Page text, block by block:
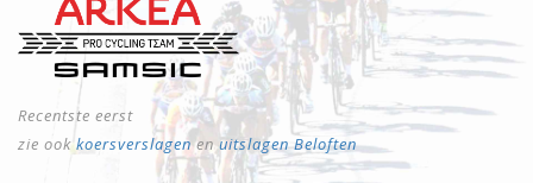
Recentste eerst
zie ookkoersverslagenenuitslagen Beloften